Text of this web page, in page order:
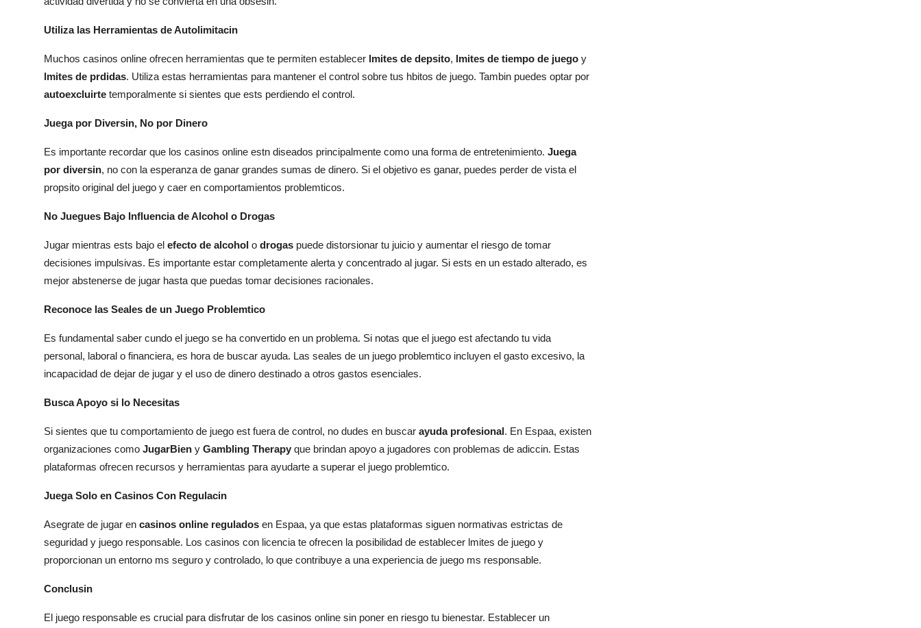
Utiliza las Herramientas de Autolimitacin
Muchos casinos online ofrecen herramientas que te permiten establecer lmites de depsito, lmites de tiempo de juego y
lmites de prdidas. Utiliza estas herramientas para mantener el control sobre tus hbitos de juego. Tambin puedes optar por
autoexcluirte temporalmente si sientes que ests perdiendo el control.
Juega por Diversin, No por Dinero
Es importante recordar que los casinos online estn diseados principalmente como una forma de entretenimiento. Juega
por diversin, no con la esperanza de ganar grandes sumas de dinero. Si el objetivo es ganar, puedes perder de vista el
propsito original del juego y caer en comportamientos problemticos.
No Juegues Bajo Influencia de Alcohol o Drogas
Jugar mientras ests bajo el efecto de alcohol o drogas puede distorsionar tu juicio y aumentar el riesgo de tomar
decisiones impulsivas. Es importante estar completamente alerta y concentrado al jugar. Si ests en un estado alterado, es
mejor abstenerse de jugar hasta que puedas tomar decisiones racionales.
Reconoce las Seales de un Juego Problemtico
Es fundamental saber cundo el juego se ha convertido en un problema. Si notas que el juego est afectando tu vida
personal, laboral o financiera, es hora de buscar ayuda. Las seales de un juego problemtico incluyen el gasto excesivo, la
incapacidad de dejar de jugar y el uso de dinero destinado a otros gastos esenciales.
Busca Apoyo si lo Necesitas
Si sientes que tu comportamiento de juego est fuera de control, no dudes en buscar ayuda profesional. En Espaa, existen
organizaciones como JugarBien y Gambling Therapy que brindan apoyo a jugadores con problemas de adiccin. Estas
plataformas ofrecen recursos y herramientas para ayudarte a superar el juego problemtico.
Juega Solo en Casinos Con Regulacin
Asegrate de jugar en casinos online regulados en Espaa, ya que estas plataformas siguen normativas estrictas de
seguridad y juego responsable. Los casinos con licencia te ofrecen la posibilidad de establecer lmites de juego y
proporcionan un entorno ms seguro y controlado, lo que contribuye a una experiencia de juego ms responsable.
Conclusin
El juego responsable es crucial para disfrutar de los casinos online sin poner en riesgo tu bienestar. Establecer un